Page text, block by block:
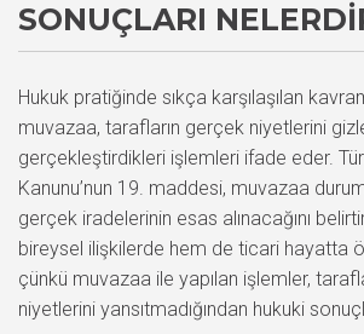
SONUÇLARI
Hukuk pratiğinde sıkça karşılaşılan
muvazaa, tarafların gerçek niyetlerini
gerçekleştirdikleri işlemleri ifade eder.
Kanunu’nun 19. maddesi, muvazaa
gerçek iradelerinin esas alınacağını
bireysel ilişkilerde hem de ticari hayatta
çünkü muvazaa ile yapılan işlemler,
niyetlerini yansıtmadığından hukuki